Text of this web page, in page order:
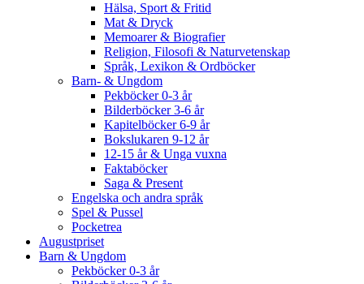
Hälsa, Sport & Fritid
Mat & Dryck
Memoarer & Biografier
Religion, Filosofi & Naturvetenskap
Språk, Lexikon & Ordböcker
Barn- & Ungdom
Pekböcker 0-3 år
Bilderböcker 3-6 år
Kapitelböcker 6-9 år
Bokslukaren 9-12 år
12-15 år & Unga vuxna
Faktaböcker
Saga & Present
Engelska och andra språk
Spel & Pussel
Pocketrea
Augustpriset
Barn & Ungdom
Pekböcker 0-3 år